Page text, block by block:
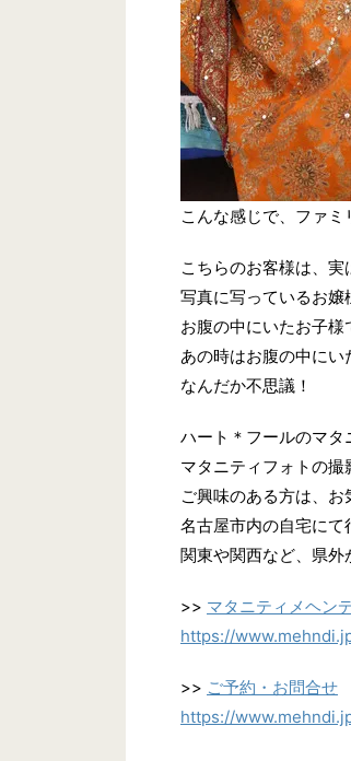
こんな感じで、ファ
こちらのお客様は、実
写真に写っているお嬢
お腹の中にいたお子様
あの時はお腹の中にい
なんだか不思議！
ハート＊フールのマタ
マタニティフォトの撮
ご興味のある方は、お
名古屋市内の自宅にて
関東や関西など、県外
>> マタニティメヘン
https://
>> ご予約・お問合せ
https://